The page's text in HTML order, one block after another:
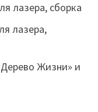
лазера, сборка
лазера,
Жизни» и